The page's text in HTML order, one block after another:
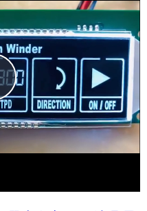
Play
Video